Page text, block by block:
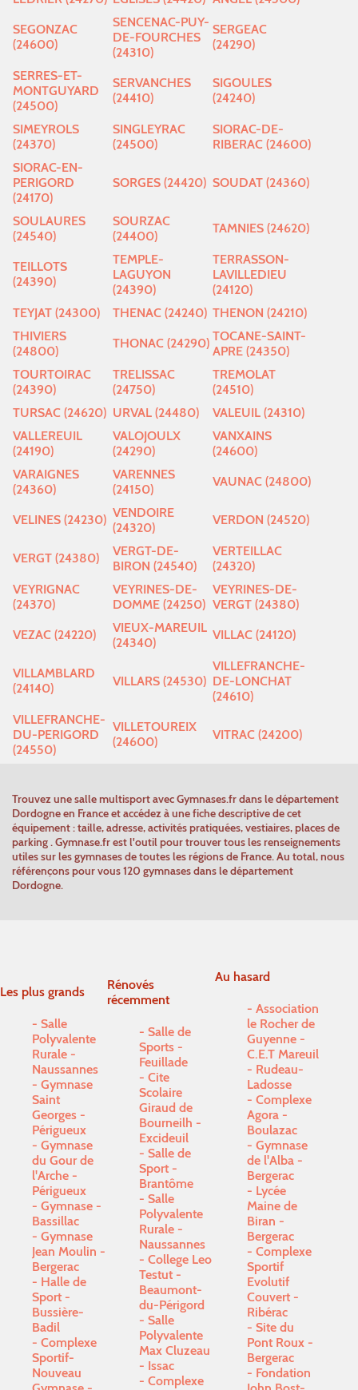
SEGONZAC
(24600)
SENCENAC-PUY-
DE-FOURCHES
(24310)
SERGEAC
(24290)
SERRES-ET-
MONTGUYARD
(24500)
SERVANCHES
(24410)
SIGOULES
(24240)
SIMEYROLS
(24370)
SINGLEYRAC
(24500)
SIORAC-DE-
RIBERAC (24600)
SIORAC-EN-
PERIGORD
(24170)
SORGES (24420) SOUDAT (24360)
SOULAURES
(24540)
SOURZAC
(24400)
TAMNIES (24620)
TEILLOTS
(24390)
TEMPLE-
LAGUYON
(24390)
TERRASSON-
LAVILLEDIEU
(24120)
TEYJAT (24300)
THENAC (24240) THENON (24210)
THIVIERS
(24800)
THONAC (24290) TOCANE-SAINT-
APRE (24350)
TOURTOIRAC
(24390)
TRELISSAC
(24750)
TREMOLAT
(24510)
TURSAC (24620) URVAL (24480)
VALEUIL (24310)
VALLEREUIL
(24190)
VALOJOULX
(24290)
VANXAINS
(24600)
VARAIGNES
(24360)
VARENNES
(24150)
VAUNAC (24800)
VELINES (24230) VENDOIRE
(24320)
VERDON (24520)
VERGT (24380)
VERGT-DE-
BIRON (24540)
VERTEILLAC
(24320)
VEYRIGNAC
(24370)
VEYRINES-DE-
DOMME (24250)
VEYRINES-DE-
VERGT (24380)
VEZAC (24220)
VIEUX-MAREUIL
(24340)
VILLAC (24120)
VILLAMBLARD
(24140)
VILLARS (24530)
VILLEFRANCHE-
DE-LONCHAT
(24610)
VILLEFRANCHE-
DU-PERIGORD
(24550)
VILLETOUREIX
(24600)
VITRAC (24200)
Trouvez une salle multisport avec Gymnases.fr dans le département
Dordogne en France et accédez à une fiche descriptive de cet
équipement : taille, adresse, activités pratiquées, vestiaires, places de
parking . Gymnase.fr est l'outil pour trouver tous les renseignements
utiles sur les gymnases de toutes les régions de France. Au total, nous
référençons pour vous 120 gymnases dans le département
Dordogne.
Les plus grands
Salle
Polyvalente
Rurale -
Naussannes
Gymnase
Saint
Georges -
Périgueux
Gymnase
du Gour de
l'Arche -
Périgueux
Gymnase -
Bassillac
Gymnase
Jean Moulin -
Bergerac
Halle de
Sport -
Bussière-
Badil
Complexe
Sportif-
Nouveau
Rénovés
récemment
Salle de
Sports -
Feuillade
Cite
Scolaire
Giraud de
Bourneilh -
Excideuil
Salle de
Sport -
Brantôme
Salle
Polyvalente
Rurale -
Naussannes
College Leo
Testut -
Beaumont-
du-Périgord
Salle
Polyvalente
Max Cluzeau
- Issac
Complexe
Au hasard
Association
le Rocher de
Guyenne -
C.E.T Mareuil
- Rudeau-
Ladosse
Complexe
Agora -
Boulazac
Gymnase
de l'Alba -
Bergerac
Lycée
Maine de
Biran -
Bergerac
Complexe
Sportif
Evolutif
Couvert -
Ribérac
Site du
Pont Roux -
Bergerac
Fondation